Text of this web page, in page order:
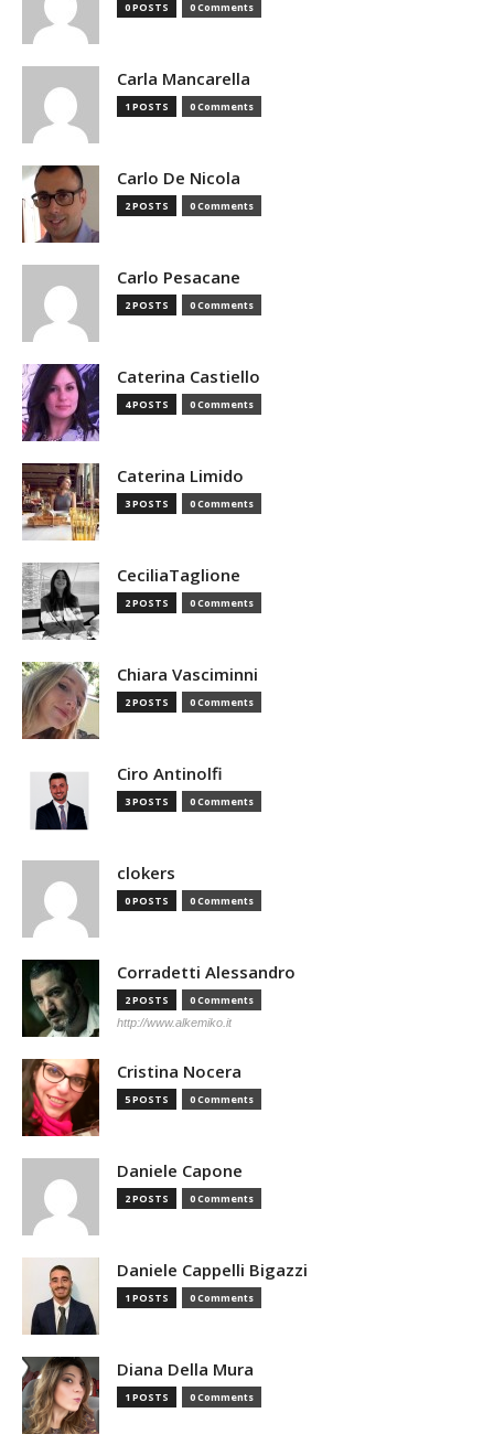
0 POSTS 0 Comments
Carla Mancarella
1 POSTS 0 Comments
Carlo De Nicola
2 POSTS 0 Comments
Carlo Pesacane
2 POSTS 0 Comments
Caterina Castiello
4 POSTS 0 Comments
Caterina Limido
3 POSTS 0 Comments
CeciliaTaglione
2 POSTS 0 Comments
Chiara Vasciminni
2 POSTS 0 Comments
Ciro Antinolfi
3 POSTS 0 Comments
clokers
0 POSTS 0 Comments
Corradetti Alessandro
2 POSTS 0 Comments
http://www.alkemiko.it
Cristina Nocera
5 POSTS 0 Comments
Daniele Capone
2 POSTS 0 Comments
Daniele Cappelli Bigazzi
1 POSTS 0 Comments
Diana Della Mura
1 POSTS 0 Comments